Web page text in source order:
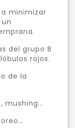
minimizar
del grupo B
rojos.
de la
mushing…